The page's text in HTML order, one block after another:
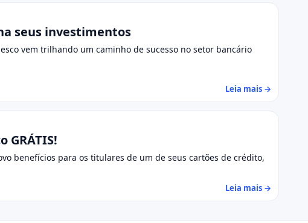
seus investimentos
vem trilhando um caminho de sucesso no setor bancário
Leia mais →
GRÁTIS!
benefícios para os titulares de um de seus cartões de crédito,
Leia mais →